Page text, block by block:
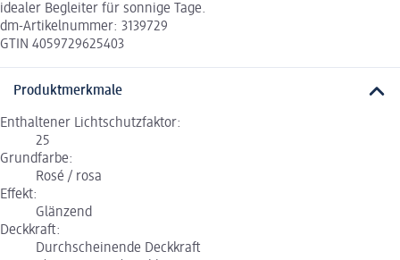
idealer Begleiter für sonnige Tage.
dm-Artikelnummer: 3139729
GTIN 4059729625403
Produktmerkmale
Enthaltener Lichtschutzfaktor:
25
Grundfarbe:
Rosé / rosa
Effekt:
Glänzend
Deckkraft:
Durchscheinende Deckkraft